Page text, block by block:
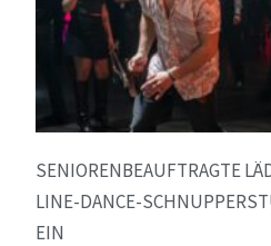
SENIORENBEAUFTRAGTE
LINE-DANCE-
EIN